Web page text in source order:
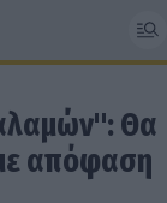
Θα
απόφαση